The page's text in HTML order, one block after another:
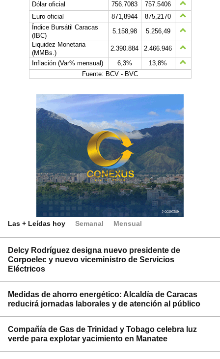
Dólar oficial
756.7083
757.5406
Euro oficial
871,8944
875,2170
Índice Bursátil Caracas
(IBC)
5.158,98
5.256,49
Liquidez Monetaria
(MMBs.)
2.390.884
2.466.946
Inflación (Var% mensual)
6,3%
13,8%
Fuente: BCV - BVC
Las + Leídas hoy Semanal Mensual
Delcy Rodríguez designa nuevo presidente de
Corpoelec y nuevo viceministro de Servicios
Eléctricos
Medidas de ahorro energético: Alcaldía de Caracas
reducirá jornadas laborales y de atención al público
Compañía de Gas de Trinidad y Tobago celebra luz
verde para explotar yacimiento en Manatee